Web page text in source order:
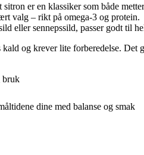
er en klassiker som både
valg – rikt på omega-3 og protein.
eller sennepssild, passer godt til
og krever lite forberedelse. Det
bruk
dine med balanse og smak